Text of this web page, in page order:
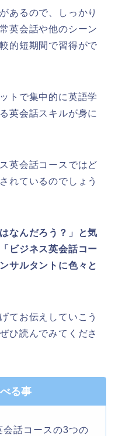
あるので、しっかり
英会話や他のシーン
的短期間で習得がで
トで集中的に英語学
英会話スキルが身に
英会話コースではど
れているのでしょう
なんだろう？」と気
ビジネス英会話コー
サルタントに色々と
てお伝えしていこう
ひ読んでみてくださ
る事
会話コースの3つの